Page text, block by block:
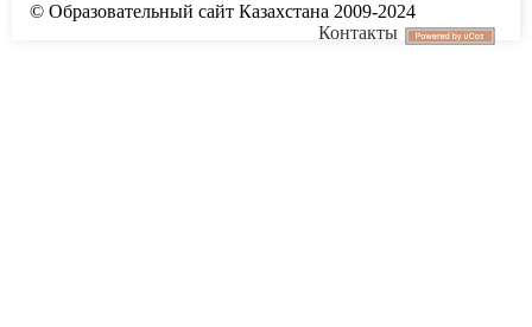
© Образовательный сайт Казахстана 2009-2024
Контакты